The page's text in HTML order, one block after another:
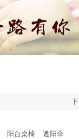
阳台桌椅 遮阳伞